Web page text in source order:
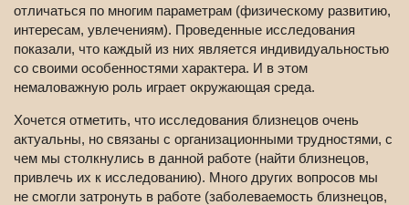
отличаться по многим параметрам (физическому развитию,
интересам, увлечениям). Проведенные исследования
показали, что каждый из них является индивидуальностью
со своими особенностями характера. И в этом
немаловажную роль играет окружающая среда.
Хочется отметить, что исследования близнецов очень
актуальны, но связаны с организационными трудностями, с
чем мы столкнулись в данной работе (найти близнецов,
привлечь их к исследованию). Много других вопросов мы
не смогли затронуть в работе (заболеваемость близнецов,